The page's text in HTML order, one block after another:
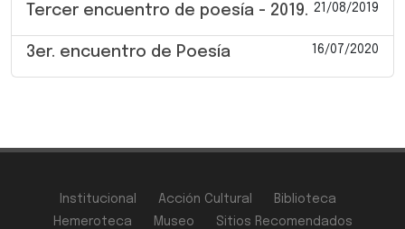
Tercer encuentro de poesía - 2019. 21/08/2019
3er. encuentro de Poesía 16/07/2020
Institucional Acción Cultural
Biblioteca
Hemeroteca
Museo Sitios Recomendados